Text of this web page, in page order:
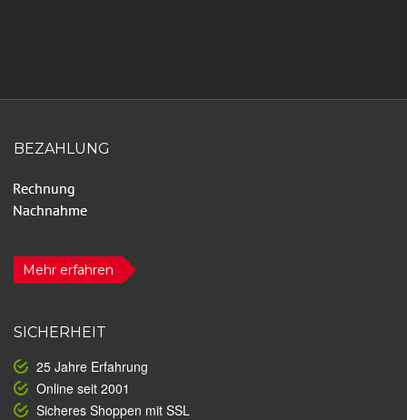
BEZAHLUNG
Mehr erfahren
SICHERHEIT
25 Jahre Erfahrung
Online seit 2001
Sicheres Shoppen mit SSL